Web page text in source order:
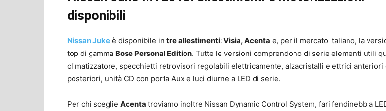
disponibili
Nissan Juke è disponibile in tre allestimenti: Visia, Acenta e, per il mercato italiano, la
top di gamma Bose Personal Edition. Tutte le versioni comprendono di serie elementi utili
climatizzatore, specchietti retrovisori regolabili elettricamente, alzacristalli elettrici anteriori
posteriori, unità CD con porta Aux e luci diurne a LED di serie.
Per chi sceglie Acenta troviamo inoltre Nissan Dynamic Control System, fari fendinebbia